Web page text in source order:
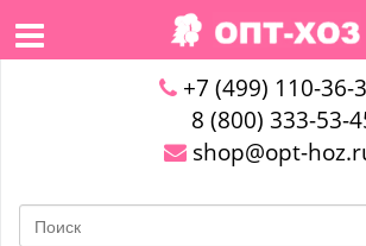
+7 (499) 110-36-
8 (800) 333-53-
shop@opt-